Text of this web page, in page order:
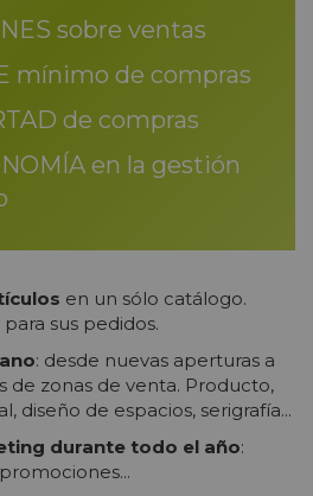
sobre ventas
mínimo de compras
de compras
en la gestión
en un sólo catálogo.
sus pedidos.
: desde nuevas aperturas a
de zonas de venta. Producto,
diseño de espacios, serigrafía...
durante todo el año: